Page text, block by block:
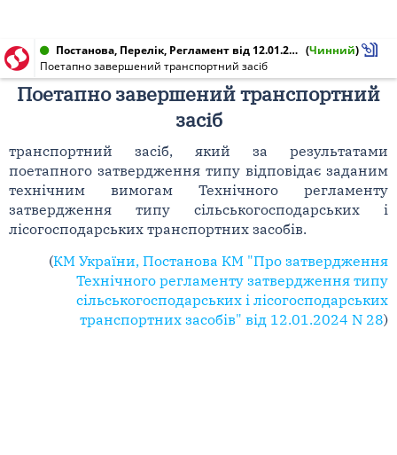
Постанова, Перелік, Регламент від 12.01.2024 № 28 (Чинний)
Поетапно завершений транспортний засіб